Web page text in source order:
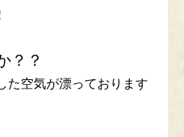
？？
た空気が漂っております